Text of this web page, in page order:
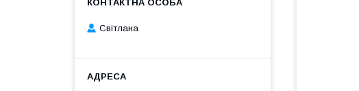
Світлана